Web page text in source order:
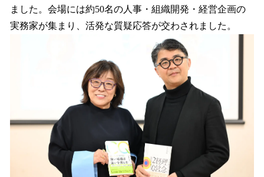
ました。会場には約50名の人事・組織開発・経営企画の
実務家が集まり、活発な質疑応答が交わされました。